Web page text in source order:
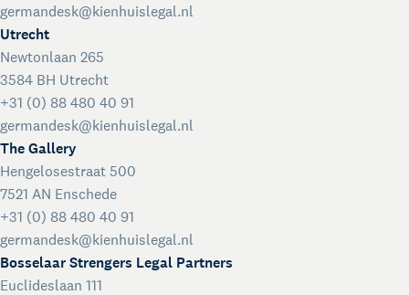
germandesk@kienhuislegal.nl
Utrecht
Newtonlaan 265
3584 BH Utrecht
+31 (0) 88 480 40 91
germandesk@kienhuislegal.nl
The Gallery
Hengelosestraat 500
7521 AN Enschede
+31 (0) 88 480 40 91
germandesk@kienhuislegal.nl
Bosselaar Strengers Legal Partners
Euclideslaan 111